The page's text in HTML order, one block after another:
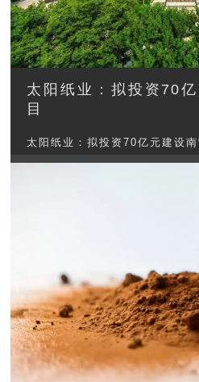
太阳纸业：拟投资70
目
太阳纸业：拟投资70亿元建设南